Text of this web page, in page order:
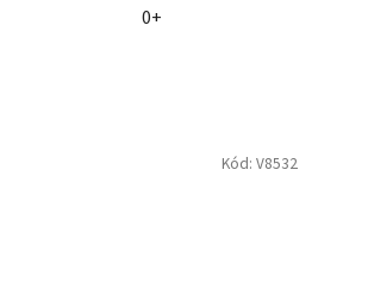
0+
Kód: V8532